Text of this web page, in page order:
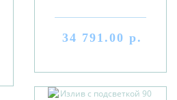
34 791.00 р.